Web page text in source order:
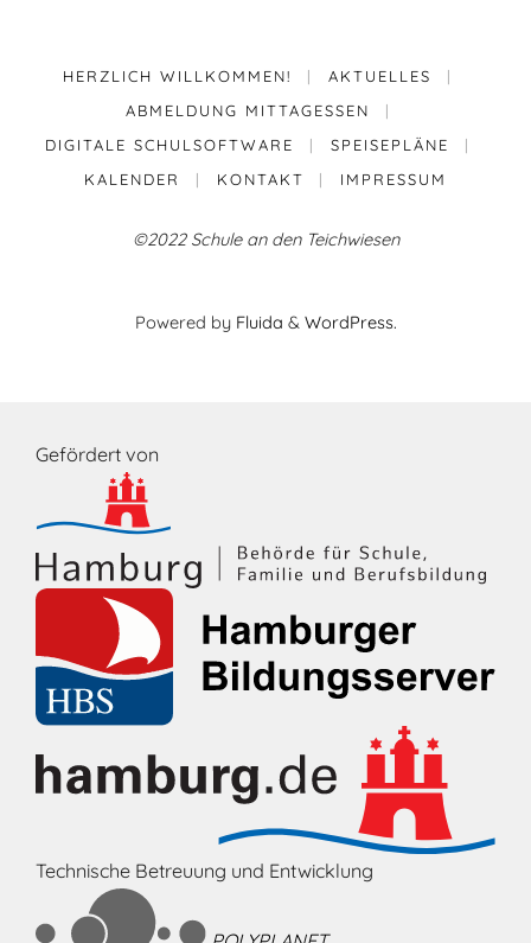
HERZLICH WILLKOMMEN! | AKTUELLES
|
ABMELDUNG MITTAGESSEN
|
DIGITALE SCHULSOFTWARE
| SPEISEPLÄNE
|
KALENDER
| KONTAKT | IMPRESSUM
©2022 Schule an den Teichwiesen
Powered byFluida & WordPress.
Gefördert von
Technische Betreuung und Entwicklung